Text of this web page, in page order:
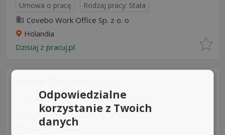
Umowa o pracę Rodzaj pracy: Stała
Covebo Work Office Sp. z o. o
Holandia
Dzisiaj z pracuj.pl
Umowa o pracę Rodzaj pracy: Stała
Covebo Work Office Sp. z o. o
Nijkerk, Holandia
Odpowiedzialne
korzystanie z Twoich
danych